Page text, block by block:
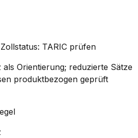
Zollstatus: TARIC prüfen
Orientierung; reduzierte Sätze
produktbezogen geprüft